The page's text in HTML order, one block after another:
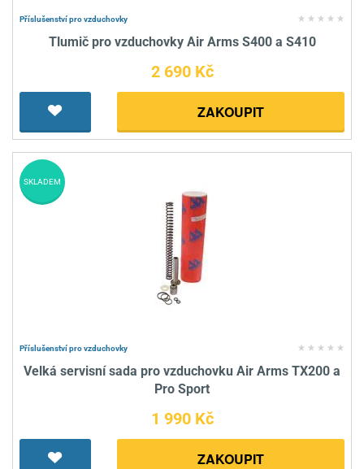
Příslušenství pro vzduchovky
Tlumič pro vzduchovky Air Arms S400 a S410
2 690 Kč
ZAKOUPIT
Příslušenství pro vzduchovky
Velká servisní sada pro vzduchovku Air Arms TX200 a
Pro Sport
1 990 Kč
ZAKOUPIT
SKLADEM